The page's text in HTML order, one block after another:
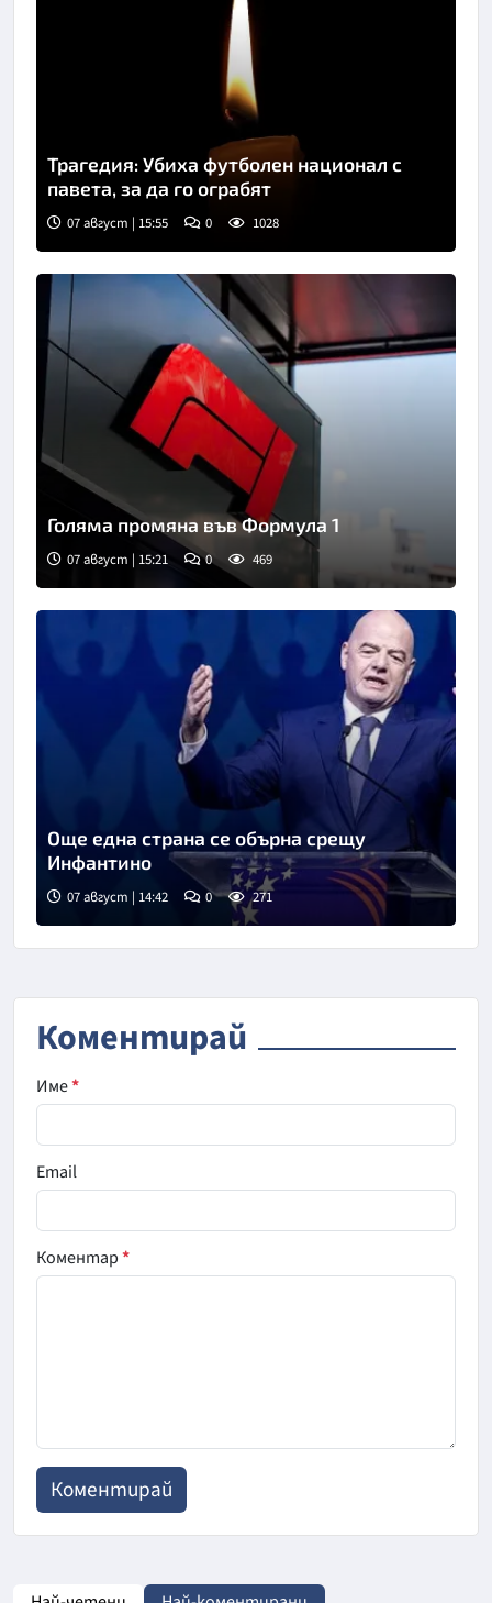
Трагедия: Убиха футболен национал с
павета, за да го ограбят
07 август | 15:55 0 1028
Голяма промяна във Формула 1
07 август | 15:21 0 469
Още една страна се обърна срещу
Инфантино
07 август | 14:42 0 271
Коментирай
Име*
Email
Коментар*